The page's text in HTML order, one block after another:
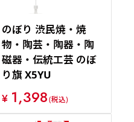
のぼり 渋民焼・焼
物・陶芸・陶器・陶
磁器・伝統工芸 のぼ
り旗 X5YU
¥ 1,398(税込)